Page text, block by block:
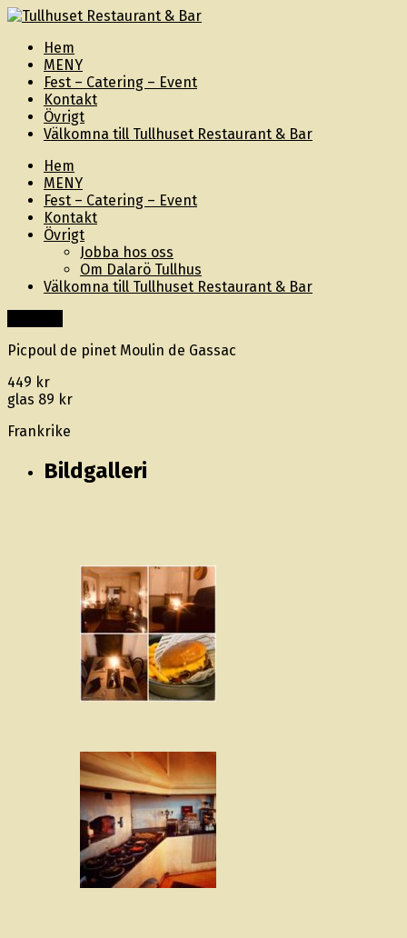
Hem
MENY
Fest – Catering – Event
Kontakt
Övrigt
Välkomna till Tullhuset Restaurant & Bar
Hem
MENY
Fest – Catering – Event
Kontakt
Övrigt
Jobba hos oss
Om Dalarö Tullhus
Välkomna till Tullhuset Restaurant & Bar
Picpoul de pinet Moulin de Gassac
449 kr
glas 89 kr
Frankrike
Bildgalleri